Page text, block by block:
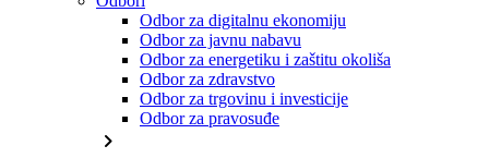
Odbor za digitalnu ekonomiju
Odbor za javnu nabavu
Odbor za energetiku i zaštitu okoliša
Odbor za zdravstvo
Odbor za trgovinu i investicije
Odbor za pravosuđe
chevron_right